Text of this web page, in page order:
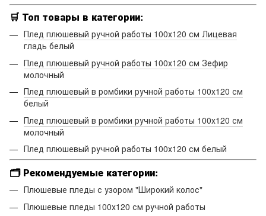
🛒 Топ товары в категории:
Плед плюшевый ручной работы 100х120 см Лицевая
гладь белый
Плед плюшевый ручной работы 100х120 см Зефир
молочный
Плед плюшевый в ромбики ручной работы 100х120 см
белый
Плед плюшевый в ромбики ручной работы 100х120 см
молочный
Плед плюшевый ручной работы 100х120 см белый
🗂️ Рекомендуемые категории:
Плюшевые пледы с узором "Широкий колос"
Плюшевые пледы 100х120 см ручной работы